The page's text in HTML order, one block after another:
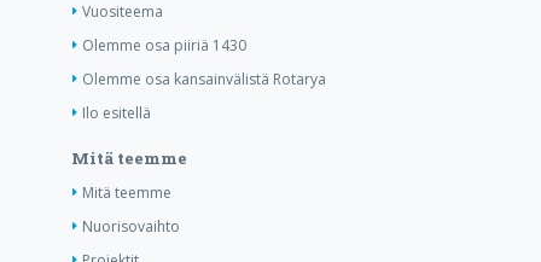
Vuositeema
Olemme osa piiriä 1430
Olemme osa kansainvälistä Rotarya
Ilo esitellä
Mitä teemme
Mitä teemme
Nuorisovaihto